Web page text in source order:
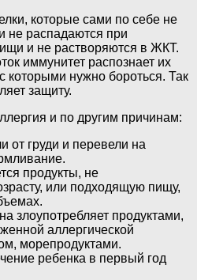
которые сами по себе не
не распадаются при
и не растворяются в ЖКТ.
иммунитет распознает их
которыми нужно бороться. Так
защиту.
и по другим причинам:
от груди и перевели на
продукты, не
или подходящую пищу,
злоупотребляет продуктами,
аллергической
морепродуктами.
ребенка в первый год